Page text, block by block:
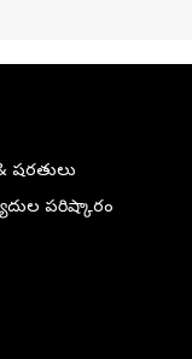
షరతులు
పరిష్కారం